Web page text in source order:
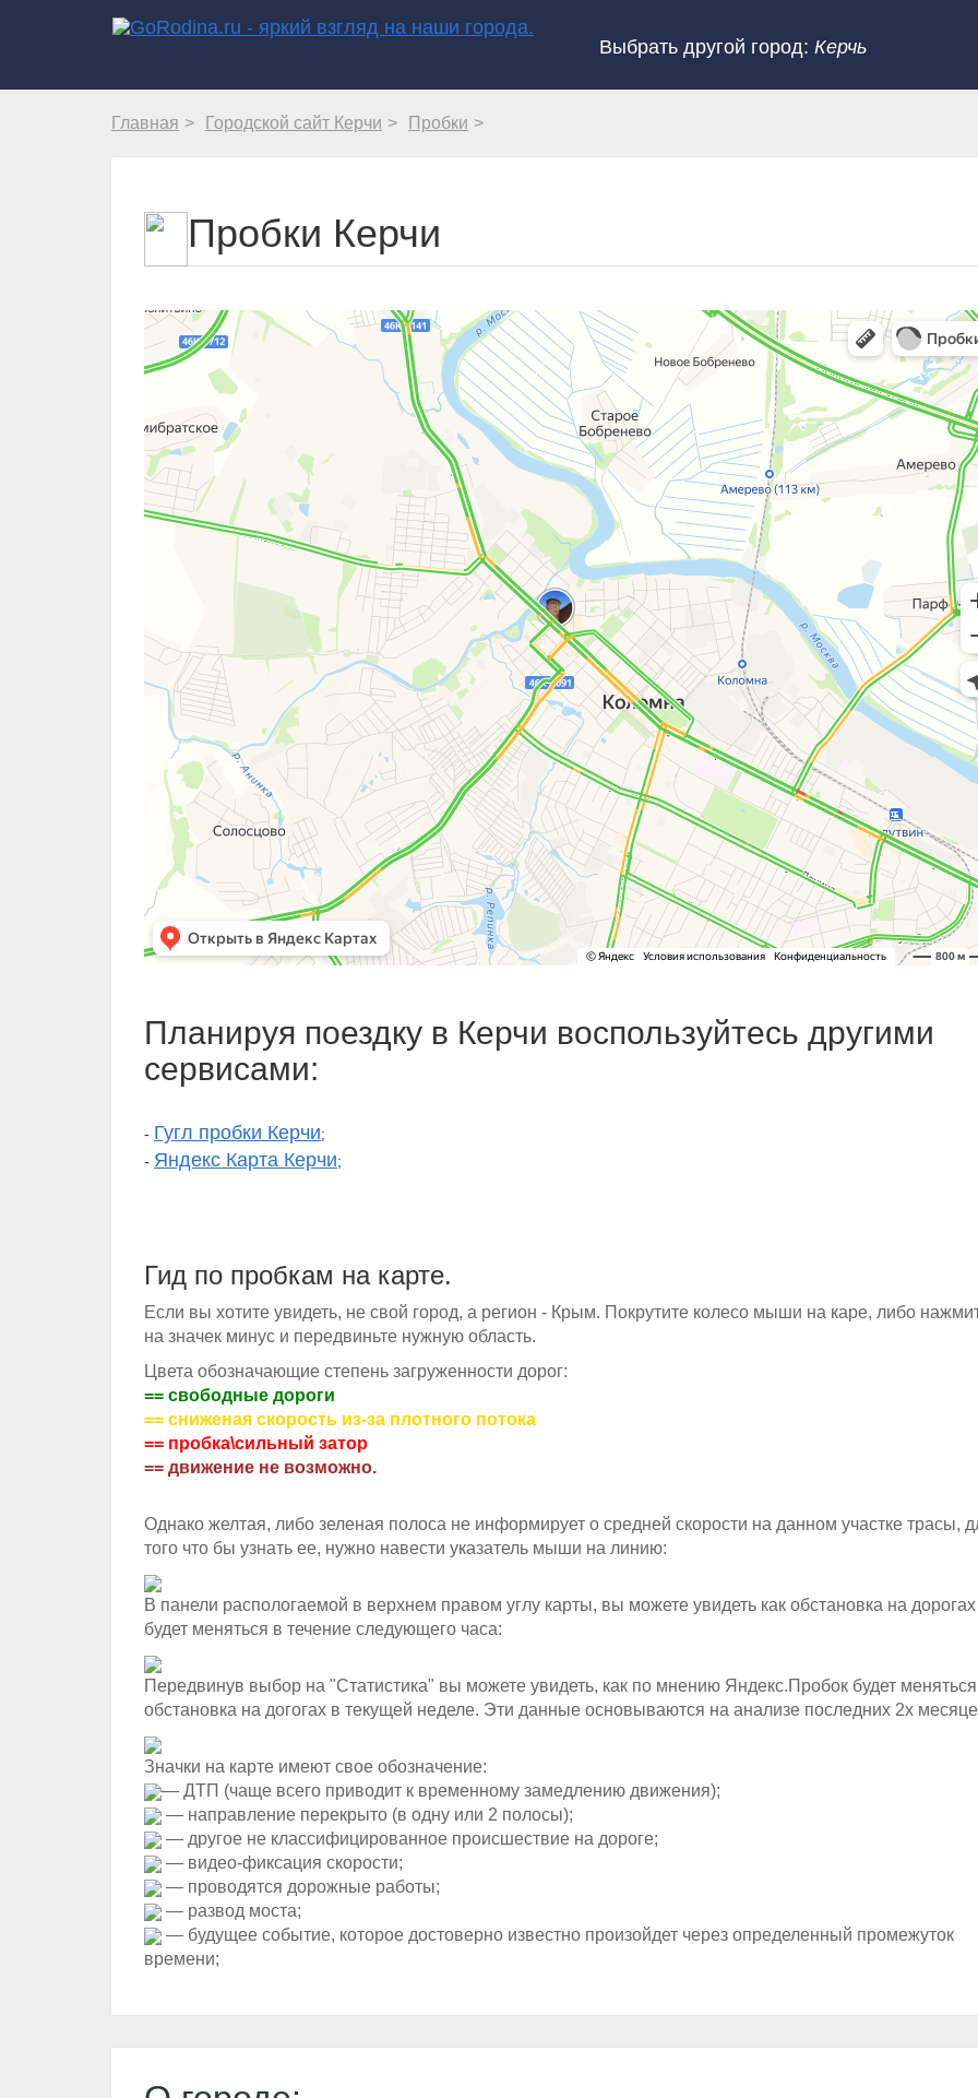
Выбрать другой город: Керчь
Главная Городской сайт Керчи Пробки
Пробки Керчи
Планируя поездку в Керчи воспользуйтесь другими
сервисами:
- Гугл пробки Керчи;
- Яндекс Карта Керчи;
Гид по пробкам на карте.
Если вы хотите увидеть, не свой город, а регион - Крым. Покрутите колесо мыши на каре, либо
на значек минус и передвиньте нужную область.
Цвета обозначающие степень загруженности дорог:
== свободные дороги
== сниженая скорость из-за плотного потока
== пробка\сильный затор
== движение не возможно.
Однако желтая, либо зеленая полоса не информирует о средней скорости на данном участке трасы,
того что бы узнать ее, нужно навести указатель мыши на линию:
В панели распологаемой в верхнем правом углу карты, вы можете увидеть как обстановка на дорогах
будет меняться в течение следующего часа:
Передвинув выбор на "Статистика" вы можете увидеть, как по мнению Яндекс.Пробок будет меняться
обстановка на догогах в текущей неделе. Эти данные основываются на анализе последних 2х
Значки на карте имеют свое обозначение:
— ДТП (чаще всего приводит к временному замедлению движения);
— направление перекрыто (в одну или 2 полосы);
— другое не классифицированное происшествие на дороге;
— видео-фиксация скорости;
— проводятся дорожные работы;
— развод моста;
— будущее событие, которое достоверно известно произойдет через определенный промежуток
времени;